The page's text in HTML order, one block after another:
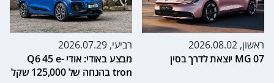
ראשון, 2026.08.02
MG 07 יוצאת לדרך בסין
רביעי, 2026.07.29
מבצע באודי: אודי Q6 45 e-
tron בהנחה של 125,000 שקל